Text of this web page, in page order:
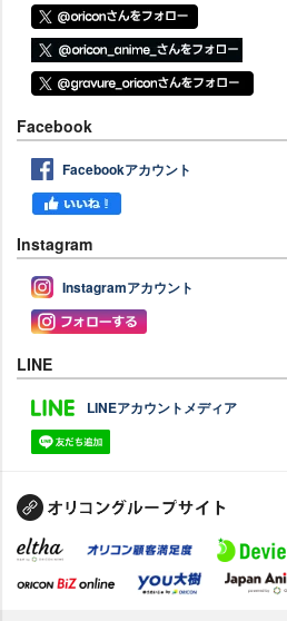
Facebook
Facebookアカウント
Instagram
Instagramアカウント
LINE
LINEアカウントメディア